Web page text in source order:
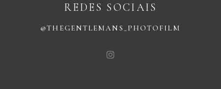
REDES SOCIAIS
@THEGENTLEMANS_PHOTOFILM